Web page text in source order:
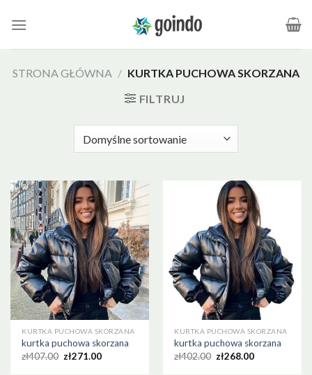
STRONA GŁÓWNA / KURTKA PUCHOWA SKORZANA
FILTRUJ
KURTKA PUCHOWA SKORZANA
kurtka puchowa skorzana
zł407.00 zł271.00
KURTKA PUCHOWA SKORZANA
kurtka puchowa skorzana
zł402.00 zł268.00